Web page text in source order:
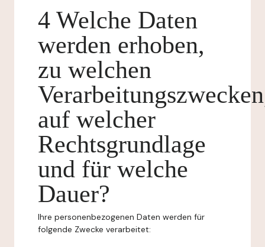
4 Welche Daten
werden erhoben,
zu welchen
auf welcher
Rechtsgrundlage
und für welche
Dauer?
Ihre personenbezogenen Daten werden für
folgende Zwecke verarbeitet: